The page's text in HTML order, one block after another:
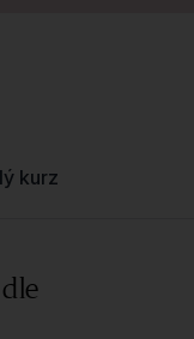
kurz